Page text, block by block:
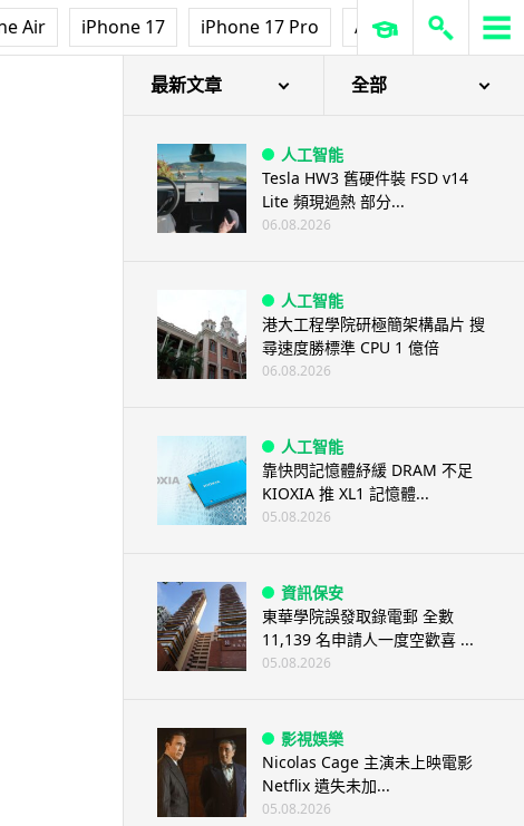
Air iPhone 17 iPhone 17 Pro AirPods Pro 3
最新文章 全部
人工智能
Tesla HW3 舊硬件裝 FSD v14
Lite 頻現過熱 部分...
06.08.2026
人工智能
港大工程學院研極簡架構晶片 搜
尋速度勝標準 CPU 1 億倍
06.08.2026
人工智能
靠快閃記憶體紓緩 DRAM 不足
KIOXIA 推 XL1 記憶體...
05.08.2026
資訊保安
東華學院誤發取錄電郵 全數
11,139 名申請人一度空歡喜 ...
05.08.2026
影視娛樂
Nicolas Cage 主演未上映電影
Netflix 遺失未加...
05.08.2026